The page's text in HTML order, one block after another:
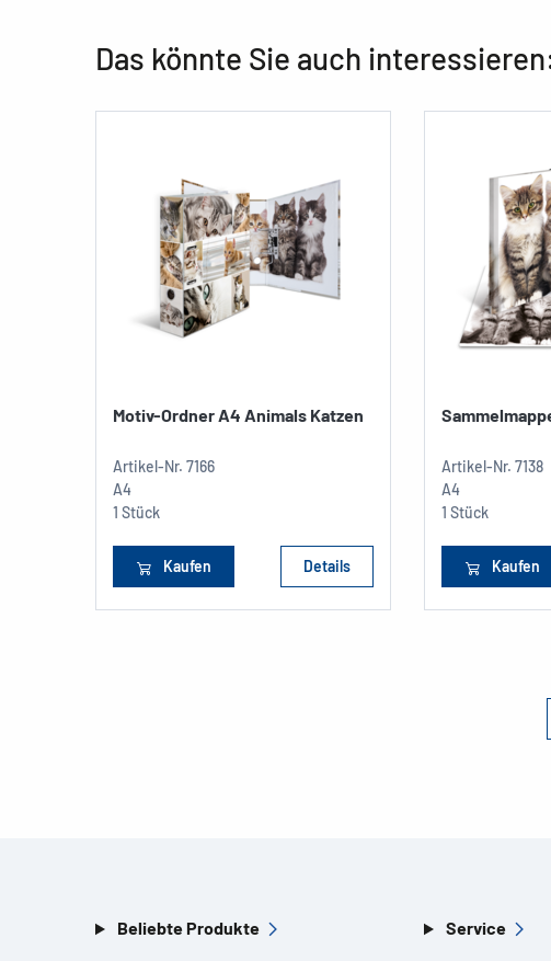
Das könnte Sie auch
Motiv-Ordner A4 Animals Katzen
Artikel-Nr. 7166
A4
1 Stück
Kaufen Details
Artikel-Nr. 7138
A4
1 Stück
Kaufen
Beliebte Produkte Service